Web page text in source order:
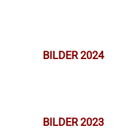
BILDER 2024
BILDER 2023